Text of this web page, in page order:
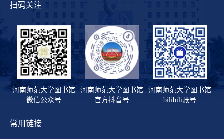
扫码关注
河南师范大学图书馆
微信公众号
河南师范大学图书馆
官方抖音号
河南师范大学图书馆
bilibili账号
常用链接